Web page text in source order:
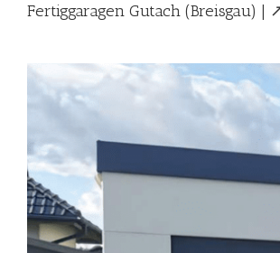
Fertiggaragen Gutach (Breisgau) |